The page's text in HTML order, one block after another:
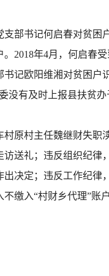
部书记何启春对贫困
2018年4月，何启春受
记欧阳维湘对贫困户
没有及时上报县扶贫
原村主任魏继财失职
访送礼；违反组织纪
决定；违反工作纪
缴入“村财乡代理”